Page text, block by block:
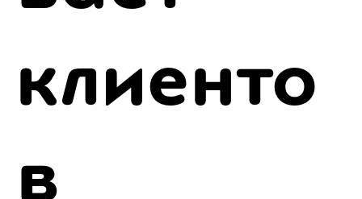
клиенто
в